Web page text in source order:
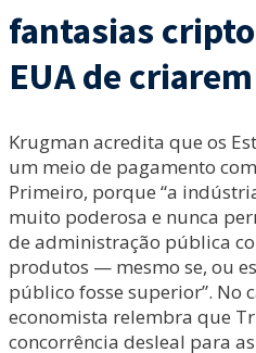
fantasias
EUA de
Krugman acredita que os
um meio de pagamento
Primeiro, porque “a
muito poderosa e nunca
de administração pública
produtos — mesmo se, ou
público fosse superior”. No
economista relembra que
concorrência desleal para